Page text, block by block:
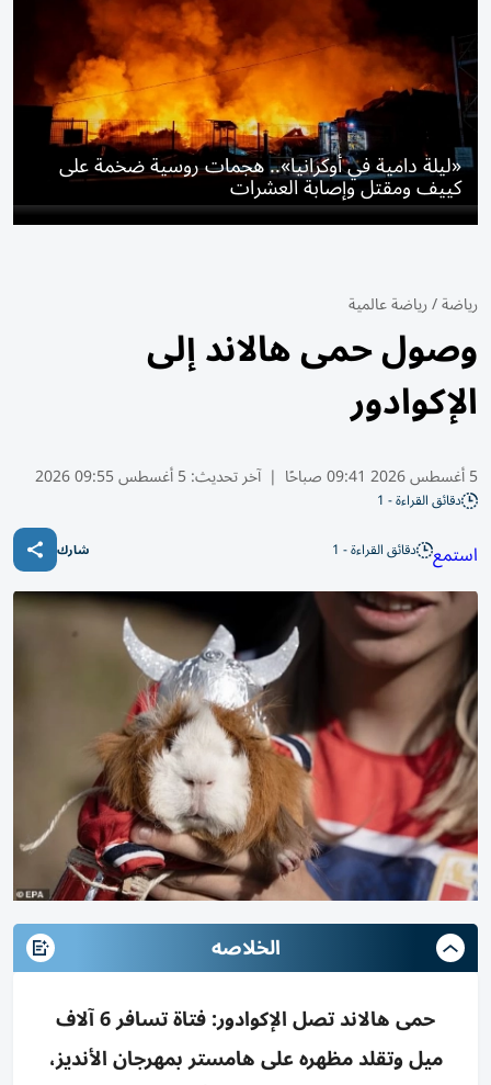
«ليلة دامية في أوكرانيا».. هجمات روسية ضخمة على
كييف ومقتل وإصابة العشرات
رياضة/رياضة عالمية
وصول حمى هالاند إلى
الإكوادور
5 أغسطس 2026 09:41 صباحًا | آخر تحديث:5 أغسطس 09:55 2026
دقائق القراءة - 1
استمع دقائق القراءة - 1 شارك
الخلاصه
حمى هالاند تصل الإكوادور: فتاة تسافر 6 آلاف
ميل وتقلد مظهره على هامستر بمهرجان الأنديز،